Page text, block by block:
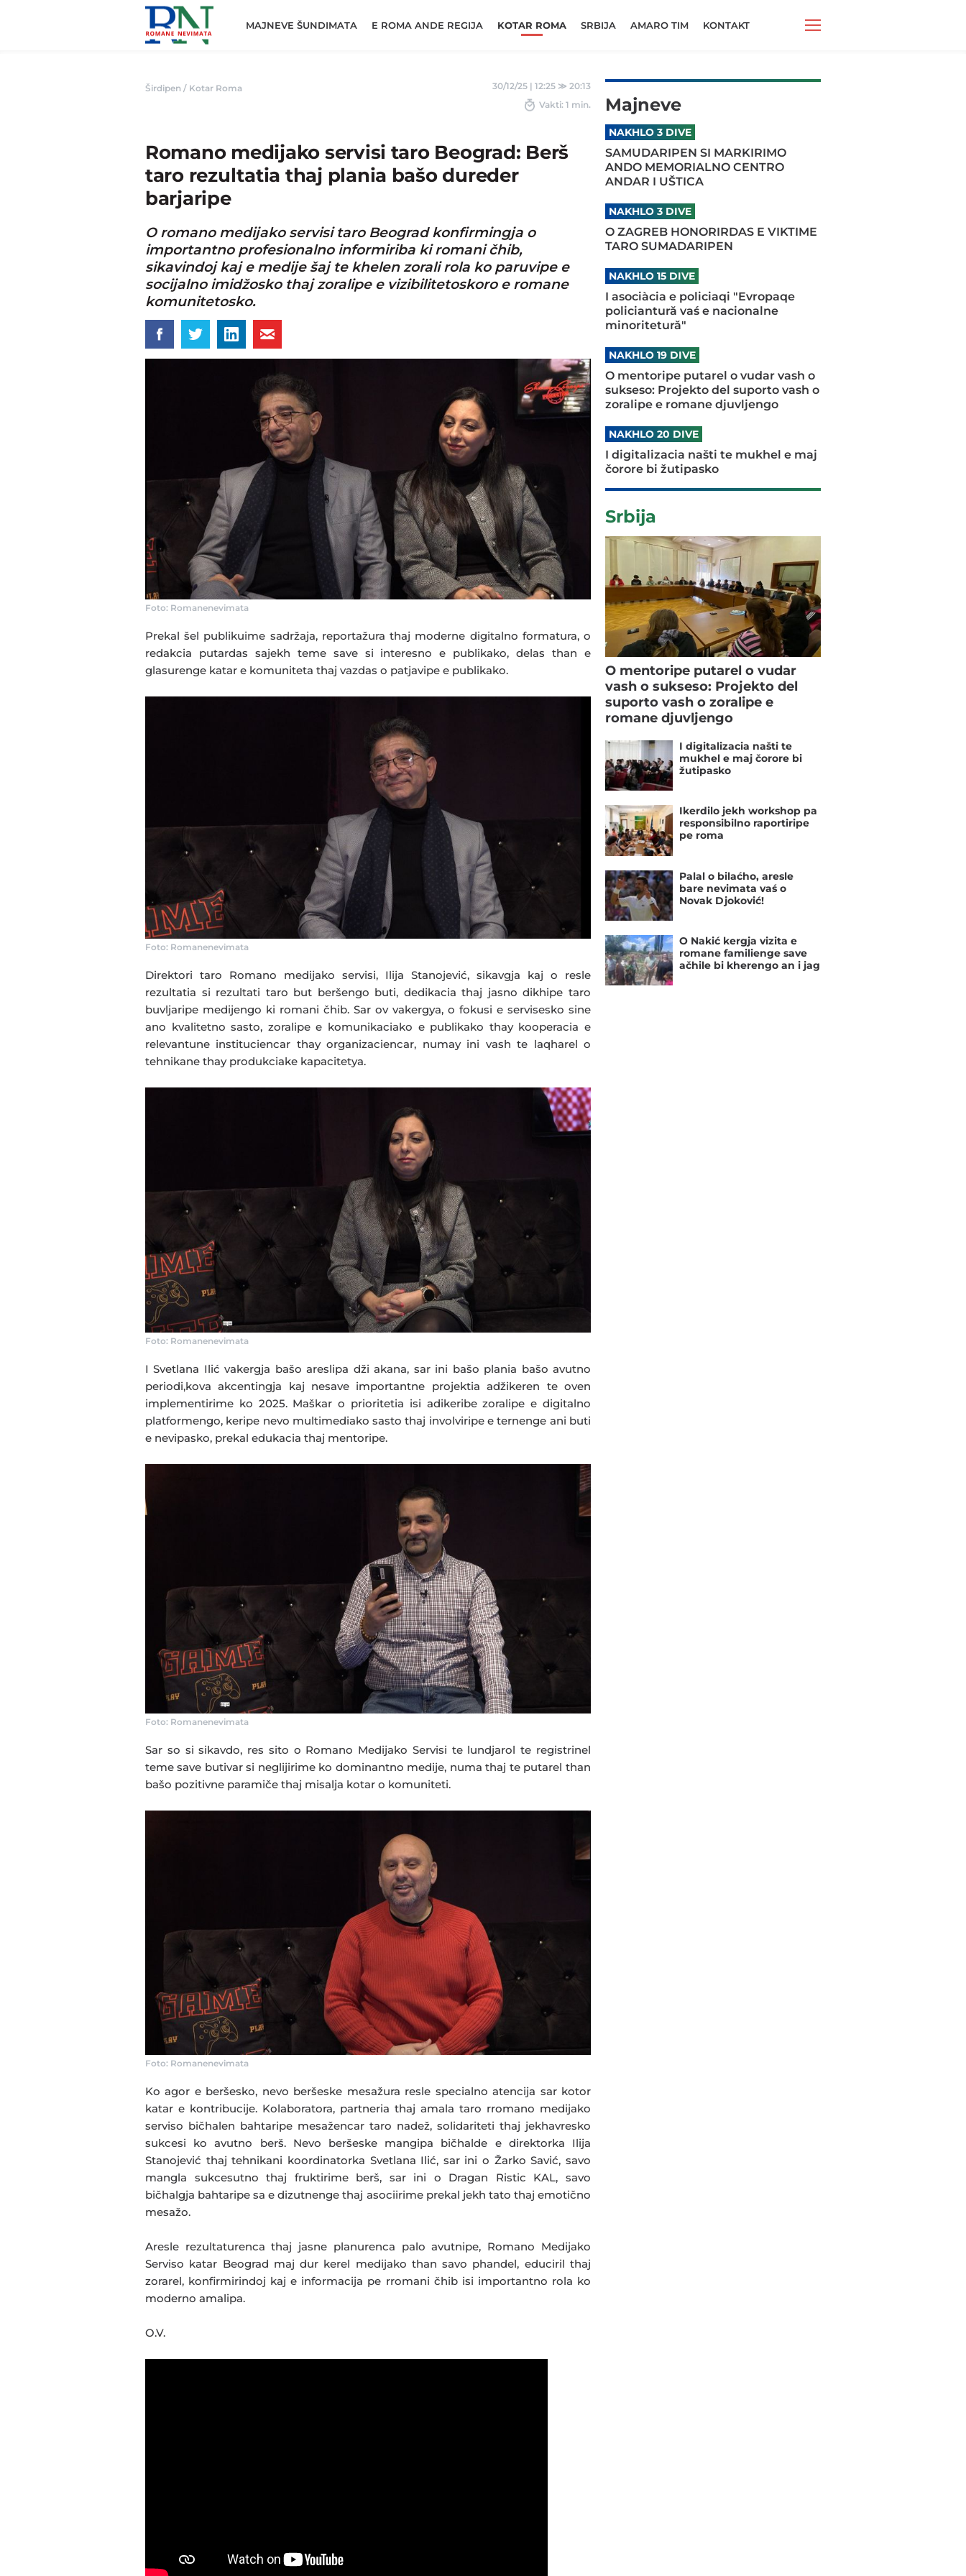
Romane
Nemivata
MAJNEVE ŠUNDIMATA E ROMA ANDE REGIJA KOTAR ROMA SRBIJA AMARO TIM KONTAKT
Širdipen / Kotar Roma 30/12/25 | 12:25≫ 20:13
Vakti: 1 min.
Romano medijako servisi taro Beograd: Berš
taro rezultatia thaj plania bašo dureder
barjaripe
O romano medijako servisi taro Beograd konfirmingja o
importantno profesionalno informiriba ki romani čhib,
sikavindoj kaj e medije šaj te khelen zorali rola ko paruvipe e
socijalno imidžosko thaj zoralipe e vizibilitetoskoro e romane
komunitetosko.
Foto: Romanenevimata
Prekal šel publikuime sadržaja, reportažura thaj moderne digitalno formatura, o
redakcia putardas sajekh teme save si interesno e publikako, delas than e
glasurenge katar e komuniteta thaj vazdas o patjavipe e publikako.
Foto: Romanenevimata
Direktori taro Romano medijako servisi, Ilija Stanojević, sikavgja kaj o resle
rezultatia si rezultati taro but beršengo buti, dedikacia thaj jasno dikhipe taro
buvljaripe medijengo ki romani čhib. Sar ov vakergya, o fokusi e servisesko sine
ano kvalitetno sasto, zoralipe e komunikaciako e publikako thay kooperacia e
relevantune instituciencar thay organizaciencar, numay ini vash te laqharel o
tehnikane thay produkciake kapacitetya.
Foto: Romanenevimata
I Svetlana Ilić vakergja bašo areslipa dži akana, sar ini bašo plania bašo avutno
periodi,kova akcentingja kaj nesave importantne projektia adžikeren te oven
implementirime ko 2025. Maškar o prioritetia isi adikeribe zoralipe e digitalno
platformengo, keripe nevo multimediako sasto thaj involviripe e ternenge ani buti
e nevipasko, prekal edukacia thaj mentoripe.
Foto: Romanenevimata
Sar so si sikavdo, res sito o Romano Medijako Servisi te lundjarol te registrinel
teme save butivar si neglijirime ko dominantno medije, numa thaj te putarel than
bašo pozitivne paramiče thaj misalja kotar o komuniteti.
Foto: Romanenevimata
Ko agor e beršesko, nevo beršeske mesažura resle specialno atencija sar kotor
katar e kontribucije. Kolaboratora, partneria thaj amala taro rromano medijako
serviso bičhalen bahtaripe mesažencar taro nadež, solidariteti thaj jekhavresko
sukcesi ko avutno berš. Nevo beršeske mangipa bičhalde e direktorka Ilija
Stanojević thaj tehnikani koordinatorka Svetlana Ilić, sar ini o Žarko Savić, savo
mangla sukcesutno thaj fruktirime berš, sar ini o Dragan Ristic KAL, savo
bičhalgja bahtaripe sa e dizutnenge thaj asociirime prekal jekh tato thaj emotično
mesažo.
Aresle rezultaturenca thaj jasne planurenca palo avutnipe, Romano Medijako
Serviso katar Beograd maj dur kerel medijako than savo phandel, educiril thaj
zorarel, konfirmirindoj kaj e informacija pe rromani čhib isi importantno rola ko
moderno amalipa.
O.V.
Majneve
NAKHLO 3 DIVE
SAMUDARIPEN SI MARKIRIMO
ANDO MEMORIALNO CENTRO
ANDAR I UŠTICA
NAKHLO 3 DIVE
O ZAGREB HONORIRDAS E VIKTIME
TARO SUMADARIPEN
NAKHLO 15 DIVE
I asociàcia e policiaqi "Evropaqe
policiantură vaś e nacionalne
minoritetură"
NAKHLO 19 DIVE
O mentoripe putarel o vudar vash o
sukseso: Projekto del suporto vash o
zoralipe e romane djuvljengo
NAKHLO 20 DIVE
I digitalizacia našti te mukhel e maj
čorore bi žutipasko
Srbija
O mentoripe putarel o vudar
vash o sukseso: Projekto del
suporto vash o zoralipe e
romane djuvljengo
I digitalizacia našti te
mukhel e maj čorore bi
žutipasko
Ikerdilo jekh workshop pa
responsibilno raportiripe
pe roma
Palal o bilaćho, aresle
bare nevimata vaś o
Novak Djoković!
O Nakić kergja vizita e
romane familienge save
ačhile bi kherengo an i jag